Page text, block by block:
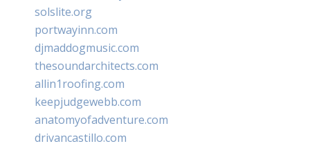
solslite.org
portwayinn.com
djmaddogmusic.com
thesoundarchitects.com
allin1roofing.com
keepjudgewebb.com
anatomyofadventure.com
drivancastillo.com